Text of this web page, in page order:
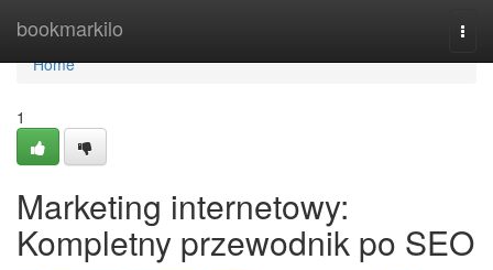
bookmarkilo
Home
Home
1
Marketing internetowy:
Kompletny przewodnik po SEO